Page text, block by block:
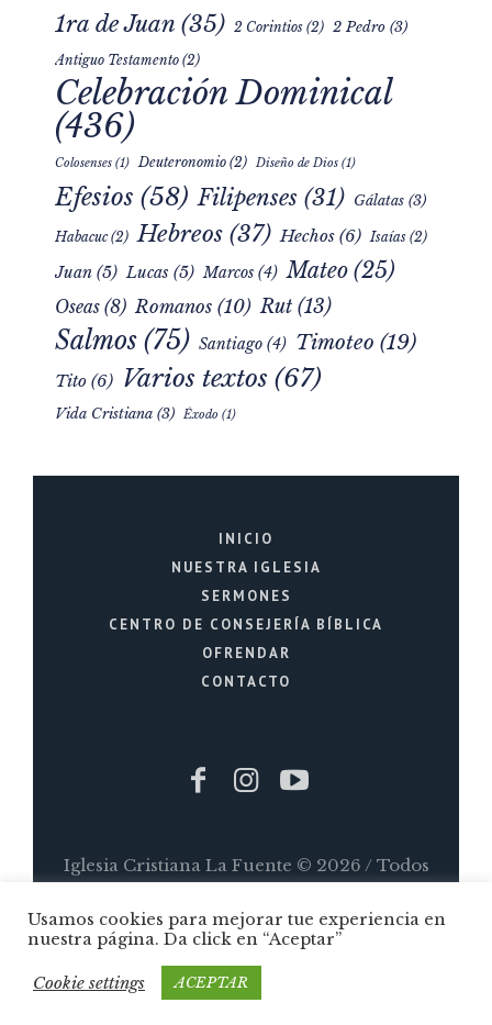
1ra de Juan (35) 2 Corintios (2) 2 Pedro (3)
Antiguo Testamento (2)
Celebración Dominical
(436)
Colosenses (1) Deuteronomio (2) Diseño de Dios (1)
Efesios (58) Filipenses (31) Gálatas (3)
Habacuc (2) Hebreos (37) Hechos (6) Isaías (2)
Juan (5) Lucas (5) Marcos (4) Mateo (25)
Oseas (8) Romanos (10) Rut(13)
Salmos (75) Santiago (4) Timoteo (19)
Tito (6) Varios textos (67)
Vida Cristiana (3) Éxodo (1)
INICIO
NUESTRA IGLESIA
SERMONES
CENTRO DE CONSEJERÍA BÍBLICA
OFRENDAR
CONTACTO
Iglesia Cristiana La Fuente © 2026 / Todos
Usamos cookies para mejorar tue experiencia en
nuestra página. Da click en “Aceptar”
Cookie settings ACEPTAR